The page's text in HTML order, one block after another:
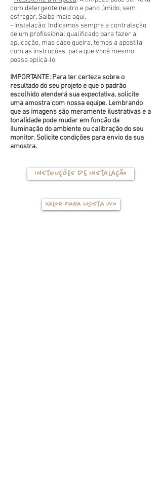
com detergente neutro e pano úmido, sem
esfregar. Saiba mais aqui.
- Instalação: Indicamos sempre a contratação
de um profissional qualificado para fazer a
aplicação, mas caso queira, temos a apostila
com as instruções, para que você mesmo
possa aplicá-lo.
IMPORTANTE: Para ter certeza sobre o
resultado do seu projeto e que o padrão
escolhido atenderá sua expectativa, solicite
uma amostra com nossa equipe. Lembrando
que as imagens são meramente ilustrativas e a
tonalidade pode mudar em função da
iluminação do ambiente ou calibração do seu
monitor. Solicite condições para envio da sua
amostra.
Instruções de instalação
Valor para Lojista JVN